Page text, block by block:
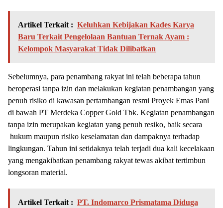
Artikel Terkait : Keluhkan Kebijakan Kades Karya
Baru Terkait Pengelolaan Bantuan Ternak Ayam :
Kelompok Masyarakat Tidak Dilibatkan
Sebelumnya, para penambang rakyat ini telah beberapa tahun
beroperasi tanpa izin dan melakukan kegiatan penambangan yang
penuh risiko di kawasan pertambangan resmi Proyek Emas Pani
di bawah PT Merdeka Copper Gold Tbk. Kegiatan penambangan
tanpa izin merupakan kegiatan yang penuh resiko, baik secara
hukum maupun risiko keselamatan dan dampaknya terhadap
lingkungan. Tahun ini setidaknya telah terjadi dua kali kecelakaan
yang mengakibatkan penambang rakyat tewas akibat tertimbun
longsoran material.
Artikel Terkait : PT. Indomarco Prismatama Diduga